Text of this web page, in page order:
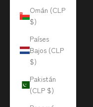
Omán (CLP
$)
Países
Bajos (CLP
$)
Pakistán
(CLP $)